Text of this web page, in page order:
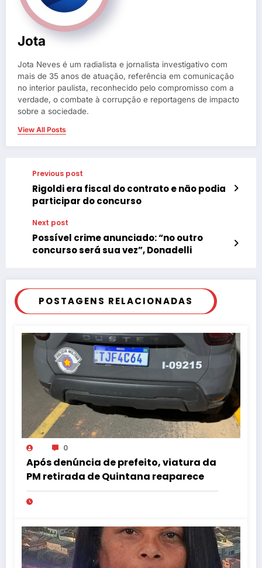
Jota
Jota Neves é um radialista e jornalista investigativo com
mais de 35 anos de atuação, referência em comunicação
no interior paulista, reconhecido pelo compromisso com a
verdade, o combate à corrupção e reportagens de impacto
sobre a sociedade.
View All Posts
Previous post
Rigoldi era fiscal do contrato e não podia
participar do concurso
Next post
Possível crime anunciado: “no outro
concurso será sua vez”, Donadelli
POSTAGENS RELACIONADAS
0
Após denúncia de prefeito, viatura da
PM retirada de Quintana reaparece